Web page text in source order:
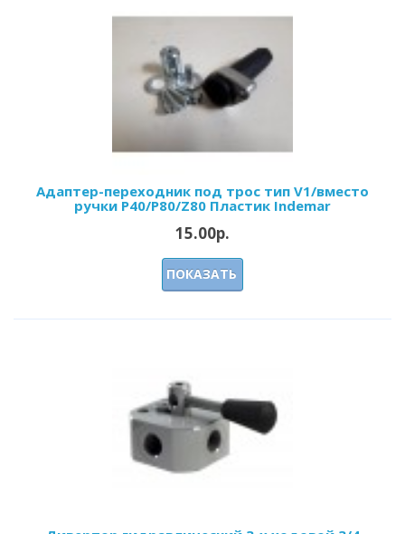
Адаптер-переходник под трос тип V1/вместо
ручки P40/Р80/Z80 Пластик Indemar
15.00р.
ПОКАЗАТЬ